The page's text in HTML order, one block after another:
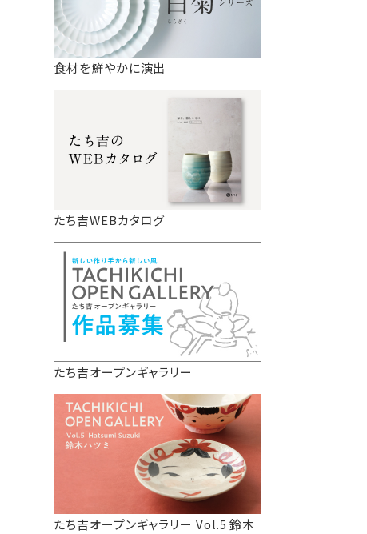
食材を鮮やかに演出
たち吉WEBカタログ
たち吉オープンギャラリー
たち吉オープンギャラリー Vol.5 鈴木